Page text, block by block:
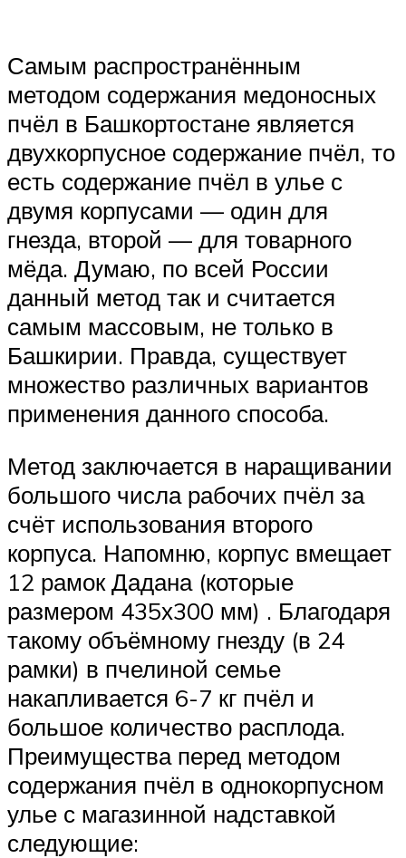
Самым распространённым
методом содержания медоносных
пчёл в Башкортостане является
двухкорпусное содержание пчёл, то
есть содержание пчёл в улье с
двумя корпусами — один для
гнезда, второй — для товарного
мёда. Думаю, по всей России
данный метод так и считается
самым массовым, не только в
Башкирии. Правда, существует
множество различных вариантов
применения данного способа.
Метод заключается в наращивании
большого числа рабочих пчёл за
счёт использования второго
корпуса. Напомню, корпус вмещает
12 рамок Дадана (которые
размером 435х300 мм) . Благодаря
такому объёмному гнезду (в 24
рамки) в пчелиной семье
накапливается 6-7 кг пчёл и
большое количество расплода.
Преимущества перед методом
содержания пчёл в однокорпусном
улье с магазинной надставкой
следующие: